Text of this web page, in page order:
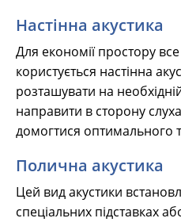
Настінна акустика
Для економії простору
користується настінна
розташувати на
направити в сторону
домогтися оптимального
Полична акустика
Цей вид акустики
спеціальних підставках